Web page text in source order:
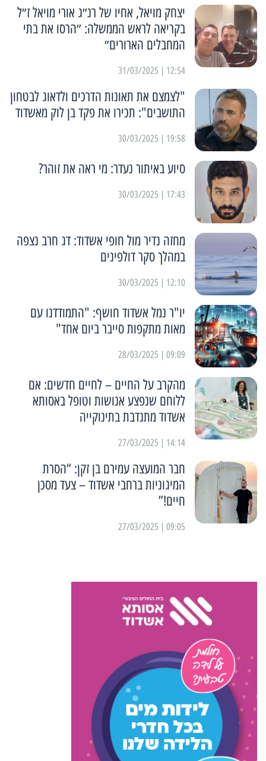
יצחק מויאל, אחיו של רנ״ג אורי מויאל ז״ל
בקריאה לראש הממשלה: ״הרסו את בתי
המחבלים הארורים״
12:54 | 31/03/2025
"לצמצם את תאונות הדרכים ולדאוג לבטחון
התושבים": תכירו את פקד בן לוק מאשדוד
19:58 | 30/03/2025
סיוע באיתור נעדר: מי ראה את זוהר?
17:43 | 30/03/2025
מחזה נדיר מול חופי אשדוד: דג חרב נצפה
במהלך סקר דולפינים
12:10 | 30/03/2025
יו"ר נמל אשדוד חושף: "התמודדנו עם
מאות מתקפות סייבר ביום אחד"
09:09 | 28/03/2025
מהקרב על החיים – לחיים חדשים: אם
ללוחם שנפצע אנושות וטופל באסותא
אשדוד מתנדבת בתינוקייה
14:14 | 27/03/2025
חבר המועצה עמירם בן זקן: “הסרת
המיגוניות ברחבי אשדוד – צעד מסכן
חיים!”
09:05 | 27/03/2025